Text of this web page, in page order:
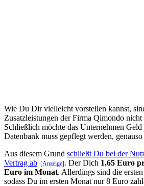
Wie Du Dir vielleicht vorstellen kannst,
Zusatzleistungen der Firma Qimondo
Schließlich möchte das Unternehmen
Datenbank muss gepflegt werden,
Aus diesem Grund schließt Du bei der
Vertrag ab
. Der Dich 1,65 Euro
Euro im Monat. Allerdings sind die
sodass Du im ersten Monat nur 8 Euro